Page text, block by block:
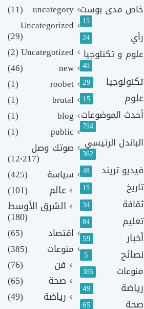
خاص مدى بوست
15
رأي 24
علوم و تكنلوجيا
48
تكنولوجيا 29
علوم 15
أحدث الموضوعات
794
الباندل الرئيسي
362
فيديو تريند 48
تاريخ 15
ثقافة 34
تعليم 84
أخبار 59
نصائح 5
منوعات 385
رياضة 49
صحة 65
uncategory
(11)
Uncategorized
(29)
Uncategotized
(2)
new
(46)
roobet
(1)
brutal
(1)
blog
(1)
public
(1)
صوتك وصل
(12٬217)
سياسة
(425)
عالم
(101)
الشرق الأوسط
(180)
اقتصاد
(65)
منوعات
(385)
فن
(76)
صحة
(65)
رياضة
(49)